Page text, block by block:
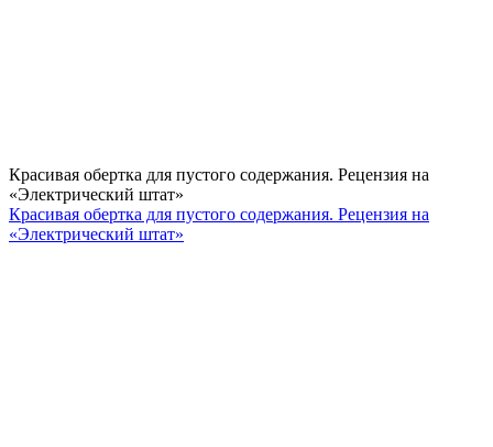
Красивая обертка для пустого содержания. Рецензия на
«Электрический штат»
Красивая обертка для пустого содержания. Рецензия на
«Электрический штат»